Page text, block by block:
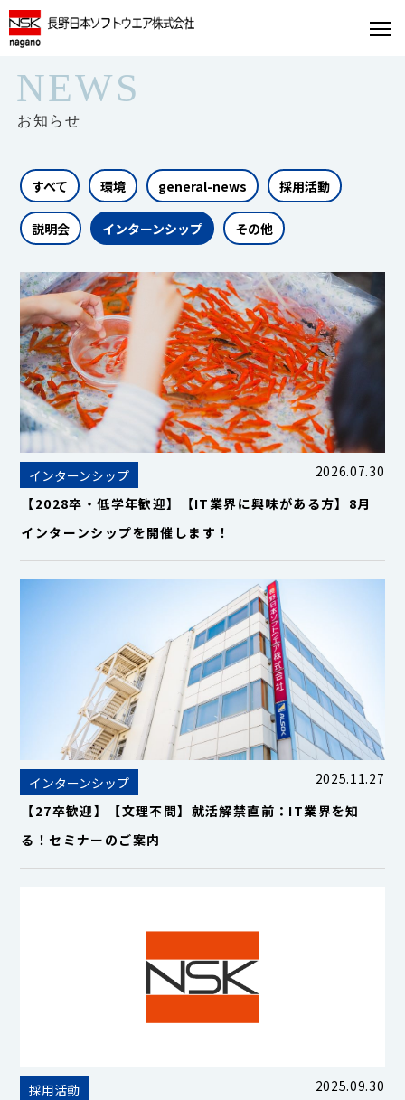
NEWS
お知らせ
すべて 環境 general-news 採用活動
説明会 インターンシップ その他
インターンシップ
2026.07.30
【2028卒・低学年歓迎】【IT業界に興味がある方】8月
インターンシップを開催します！
インターンシップ
2025.11.27
【27卒歓迎】【文理不問】就活解禁直前：IT業界を知
る！セミナーのご案内
採用活動
2025.09.30